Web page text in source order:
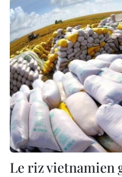
Le riz vietnamien